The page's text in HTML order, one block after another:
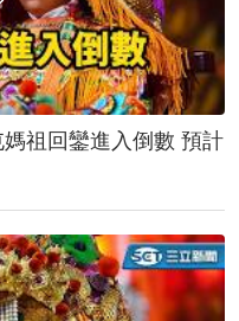
祖回鑾進入倒數 預計